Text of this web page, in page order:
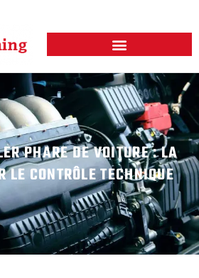
PHARE DE VOITURE : LA
LE CONTRÔLE TECHNIQUE